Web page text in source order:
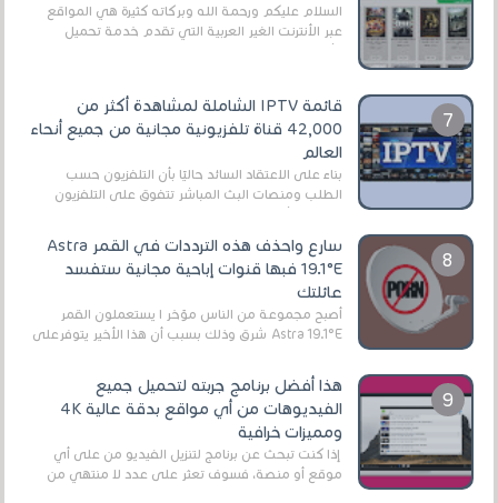
السلام عليكم ورحمة الله وبركاته كثيرة هي المواقع
عبر الأنترنت الغير العربية التي تقدم خدمة تحميل
الأفلام على التورنت ، ومعظم هذه المواقع ل...
قائمة IPTV الشاملة لمشاهدة أكثر من
42,000 قناة تلفزيونية مجانية من جميع أنحاء
العالم
بناءً على الاعتقاد السائد حاليًا بأن التلفزيون حسب
الطلب ومنصات البث المباشر تتفوق على التلفزيون
الرقمي الأرضي التقليدي، يُعدّ IPTV-org خيار...
سارع واحذف هذه الترددات في القمر Astra
19.1°E فبها قنوات إباحية مجانية ستفسد
عائلتك
أصبح مجموعة من الناس مؤخر ا يستعملون القمر
Astra 19.1°E شرق وذلك بسبب أن هذا الأخير يتوفرعلى
هذا أفضل برنامج جربته لتحميل جميع
الفيديوهات من أي مواقع بدقة عالية 4K
ومميزات خرافية
إذا كنت تبحث عن برنامج لتنزيل الفيديو من على أي
موقع أو منصة، فسوف تعثر على عدد لا منتهي من